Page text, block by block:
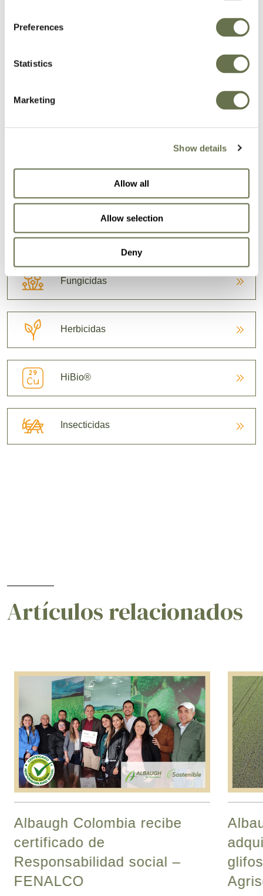
Preferences
Statistics
Marketing
Show details
Allow all
Allow selection
Deny
Protección de cultivos
en la que puede confiar
potencial de rendimiento.
NUESTRAS SOLUCIONES
Fungicidas
Herbicidas
HiBio®
Insecticidas
Artículos relacionados
Albaugh Colombia recibe
certificado de
Responsabilidad social –
FENALCO